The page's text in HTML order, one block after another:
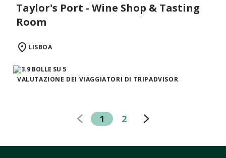
Taylor's Port - Wine Shop & Tasting
Room
LISBOA
VALUTAZIONE DEI VIAGGIATORI DI TRIPADVISOR
1 2